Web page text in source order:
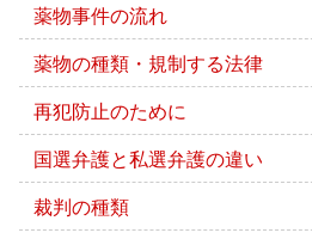
薬物事件の流れ
薬物の種類・規制する法律
再犯防止のために
国選弁護と私選弁護の違い
裁判の種類